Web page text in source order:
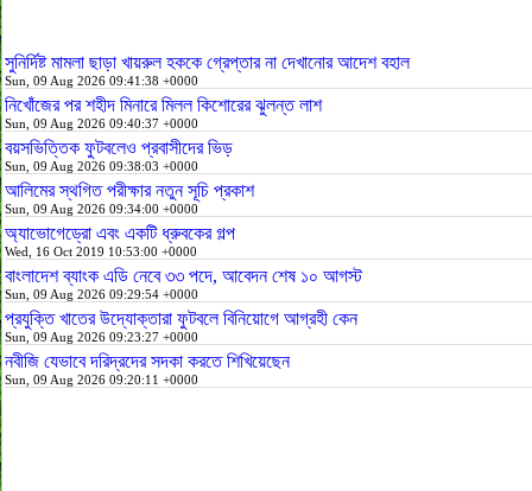
সুনির্দিষ্ট মামলা ছাড়া খায়রুল হককে গ্রেপ্তার না দেখানোর আদেশ বহাল
Sun, 09 Aug 2026 09:41:38 +0000
নিখোঁজের পর শহীদ মিনারে মিলল কিশোরের ঝুলন্ত লাশ
Sun, 09 Aug 2026 09:40:37 +0000
বয়সভিত্তিক ফুটবলেও প্রবাসীদের ভিড়
Sun, 09 Aug 2026 09:38:03 +0000
আলিমের স্থগিত পরীক্ষার নতুন সূচি প্রকাশ
Sun, 09 Aug 2026 09:34:00 +0000
অ্যাভোগেড্রো এবং একটি ধ্রুবকের গল্প
Wed, 16 Oct 2019 10:53:00 +0000
বাংলাদেশ ব্যাংক এডি নেবে ৩৩ পদে, আবেদন শেষ ১০ আগস্ট
Sun, 09 Aug 2026 09:29:54 +0000
প্রযুক্তি খাতের উদ্যোক্তারা ফুটবলে বিনিয়োগে আগ্রহী কেন
Sun, 09 Aug 2026 09:23:27 +0000
নবীজি যেভাবে দরিদ্রদের সদকা করতে শিখিয়েছেন
Sun, 09 Aug 2026 09:20:11 +0000